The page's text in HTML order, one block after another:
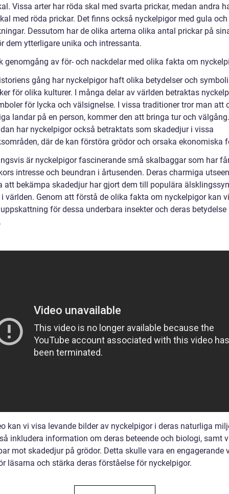
Vissa arter har röda skal med svarta prickar, medan andra
med röda prickar. Det finns också nyckelpigor med gula
Dessutom har de olika arterna olika antal prickar på
dem ytterligare unika och intressanta.
genomgång av för- och nackdelar med olika fakta om
gång har nyckelpigor haft olika betydelser och
för olika kulturer. I många delar av världen betraktas
för lycka och välsignelse. I vissa traditioner tror man att
landar på en person, kommer den att bringa tur och
har nyckelpigor också betraktats som skadedjur i vissa
där de kan förstöra grödor och orsaka ekonomiska
är nyckelpigor fascinerande små skalbaggar som har
intresse och beundran i årtusenden. Deras charmiga
att bekämpa skadedjur har gjort dem till populära
världen. Genom att förstå de olika fakta om nyckelpigor kan
för dessa underbara insekter och deras betydelse
kan vi visa levande bilder av nyckelpigor i deras naturliga
inkludera information om deras beteende och biologi, samt
mot skadedjur på grödor. Detta skulle vara en engagerande
läsarna och stärka deras förståelse för nyckelpigor.